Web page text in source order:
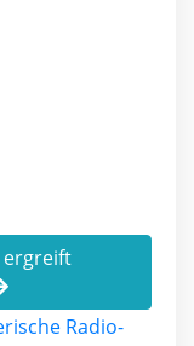
ergreift
Radio-